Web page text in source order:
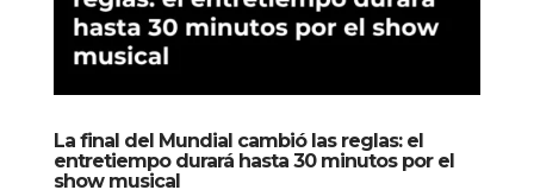
La final del Mundial cambió las reglas: el
entretiempo durará hasta 30 minutos por el
show musical